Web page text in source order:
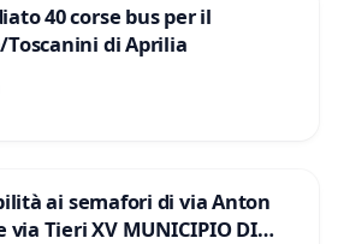
40 corse bus per il
di Aprilia
ai semafori di via Anton
via Tieri XV MUNICIPIO DI